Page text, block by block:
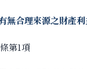
無合理來源之財產
第1項